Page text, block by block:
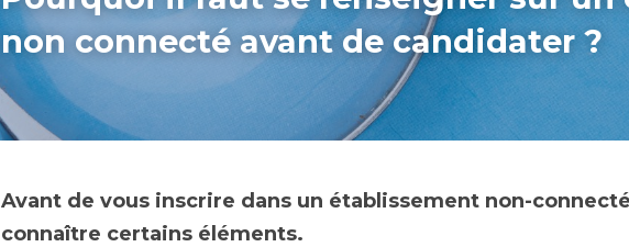
non connecté avant de candidater ?
Avant de vous inscrire dans un établissement non-
connaître certains éléments.